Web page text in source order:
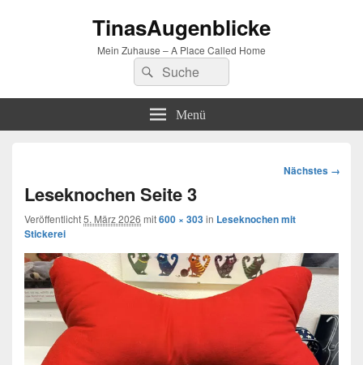
TinasAugenblicke
Mein Zuhause – A Place Called Home
Suchen
nach:
Suchen
Menü
Bilder-
Nächstes →
Leseknochen Seite 3
Veröffentlicht5. März 2026 mit600 × 303in Leseknochen mit
Stickerei